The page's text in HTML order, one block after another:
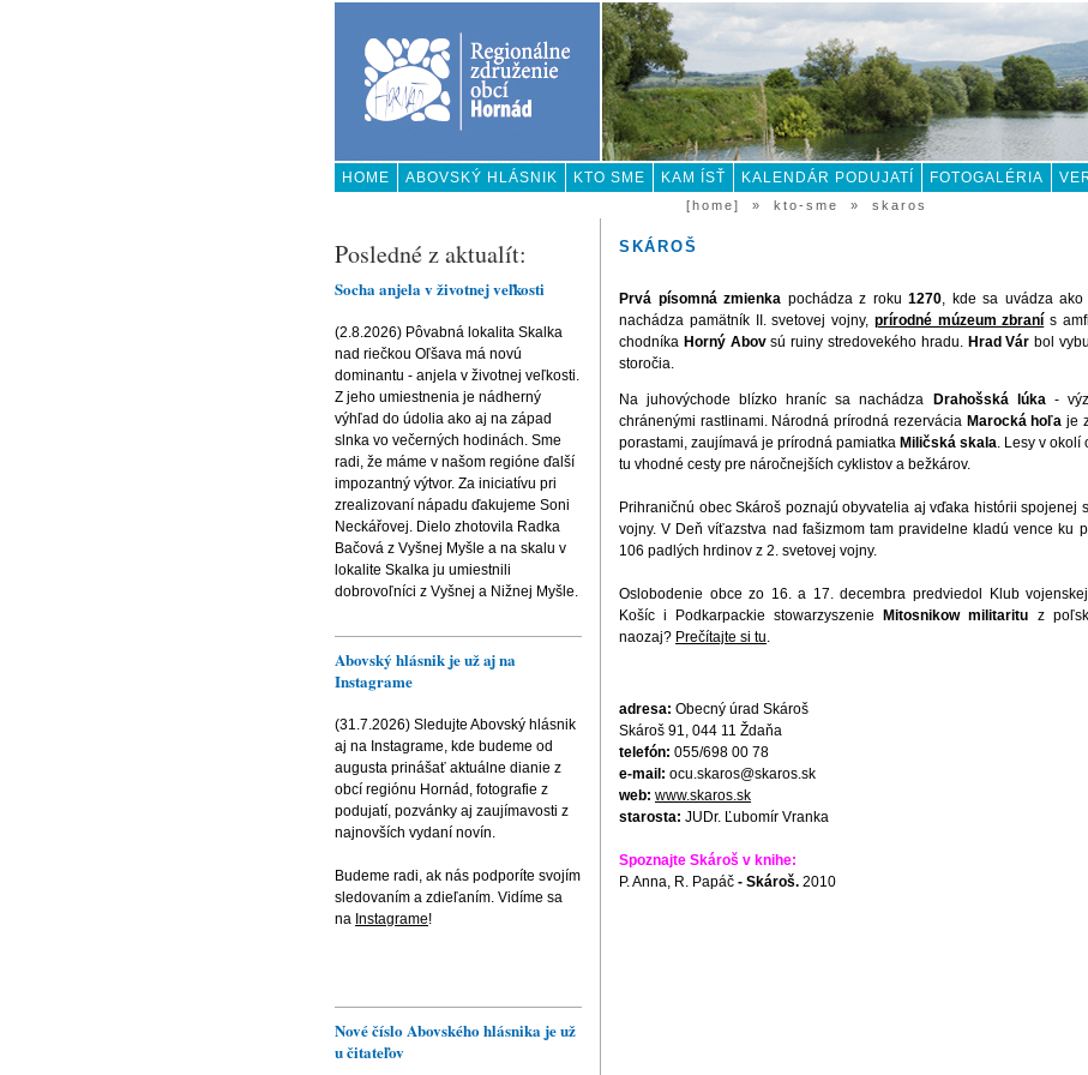
HOME ABOVSKÝ HLÁSNIK KTO SME KAM ÍSŤ KALENDÁR PODUJATÍ FOTOGALÉRIA
[home] » kto-sme » skaros
Posledné z aktualít:
Socha anjela v životnej veľkosti
(2.8.2026) Pôvabná lokalita Skalka
nad riečkou Oľšava má novú
dominantu - anjela v životnej veľkosti.
Z jeho umiestnenia je nádherný
výhľad do údolia ako aj na západ
slnka vo večerných hodinách. Sme
radi, že máme v našom regióne ďalší
impozantný výtvor. Za iniciatívu pri
zrealizovaní nápadu ďakujeme Soni
Neckářovej. Dielo zhotovila Radka
Bačová z Vyšnej Myšle a na skalu v
lokalite Skalka ju umiestnili
dobrovoľníci z Vyšnej a Nižnej Myšle.
Abovský hlásnik je už aj na
Instagrame
(31.7.2026) Sledujte Abovský hlásnik
aj na Instagrame, kde budeme od
augusta prinášať aktuálne dianie z
obcí regiónu Hornád, fotografie z
podujatí, pozvánky aj zaujímavosti z
najnovších vydaní novín.
Budeme radi, ak nás podporíte svojím
sledovaním a zdieľaním. Vidíme sa
na Instagrame!
Nové číslo Abovského hlásnika je už
u čitateľov
SKÁROŠ
Prvá písomná zmienka pochádza z roku1270, kde sa uvádza
nachádza pamätník II. svetovej vojny, prírodné múzeum zbraní s
chodníka Horný Abovsú ruiny stredovekého hradu. Hrad Vár bol
storočia.
Na juhovýchode blízko hraníc sa nachádza Drahošská lúka-
chránenými rastlinami. Národná prírodná rezervácia Marocká hoľa je
porastami, zaujímavá je prírodná pamiatka Miličská skala. Lesy v okolí
tu vhodné cesty pre náročnejších cyklistov a bežkárov.
Prihraničnú obec Skároš poznajú obyvatelia aj vďaka histórii spojenej
vojny. V Deň víťazstva nad fašizmom tam pravidelne kladú vence ku
106 padlých hrdinov z 2. svetovej vojny.
Oslobodenie obce zo 16. a 17. decembra predviedol Klub
Košíc i Podkarpackie stowarzyszenie
Mitosnikow militaritu z
naozaj? Prečítajte si tu.
adresa: Obecný úrad Skároš
Skároš 91, 044 11 Ždaňa
telefón: 055/698 00 78
e-mail: ocu.skaros@skaros.sk
web: www.skaros.sk
starosta: JUDr. Ľubomír Vranka
Spoznajte Skároš v knihe:
P. Anna, R. Papáč - Skároš. 2010